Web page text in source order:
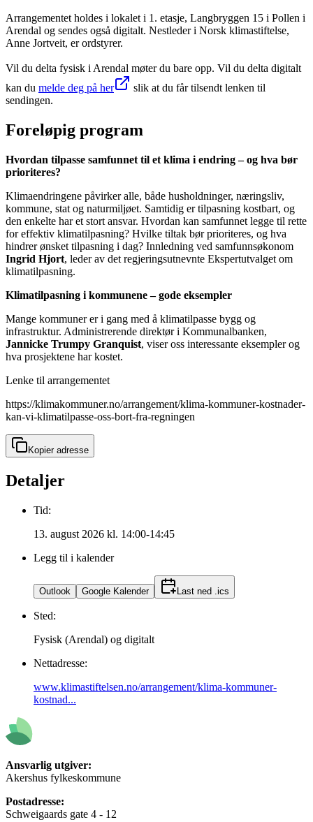
Arrangementet holdes i lokalet i 1. etasje, Langbryggen 15 i Pollen i
Arendal og sendes også digitalt. Nestleder i Norsk klimastiftelse,
Anne Jortveit, er ordstyrer.
Vil du delta fysisk i Arendal møter du bare opp. Vil du delta digitalt
kan du melde deg på her
slik at du får tilsendt lenken til
sendingen.
Foreløpig program
Hvordan tilpasse samfunnet til et klima i endring – og hva bør
prioriteres?
Klimaendringene påvirker alle, både husholdninger, næringsliv,
kommune, stat og naturmiljøet. Samtidig er tilpasning kostbart, og
den enkelte har et stort ansvar. Hvordan kan samfunnet legge til rette
for effektiv klimatilpasning? Hvilke tiltak bør prioriteres, og hva
hindrer ønsket tilpasning i dag? Innledning ved samfunnsøkonom
Ingrid Hjort, leder av det regjeringsutnevnte Ekspertutvalget om
klimatilpasning.
Klimatilpasning i kommunene – gode eksempler
Mange kommuner er i gang med å klimatilpasse bygg og
infrastruktur. Administrerende direktør i Kommunalbanken,
Jannicke Trumpy Granquist, viser oss interessante eksempler og
hva prosjektene har kostet.
Lenke til arrangementet
https://klimakommuner.no/arrangement/klima-kommuner-kostnader-
kan-vi-klimatilpasse-oss-bort-fra-regningen
Kopier adresse
Detaljer
Tid:
13. august 2026 kl. 14:00-14:45
Legg til i kalender
Outlook Google Kalender Last ned .ics
Sted:
Fysisk (Arendal) og digitalt
Nettadresse:
www.klimastiftelsen.no/arrangement/klima-kommuner-
kostnad...
Ansvarlig utgiver:
Akershus fylkeskommune
Postadresse:
Schweigaards gate 4 - 12